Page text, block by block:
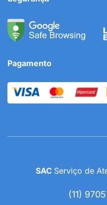
Pagamento
SAC Serviço de
(11)